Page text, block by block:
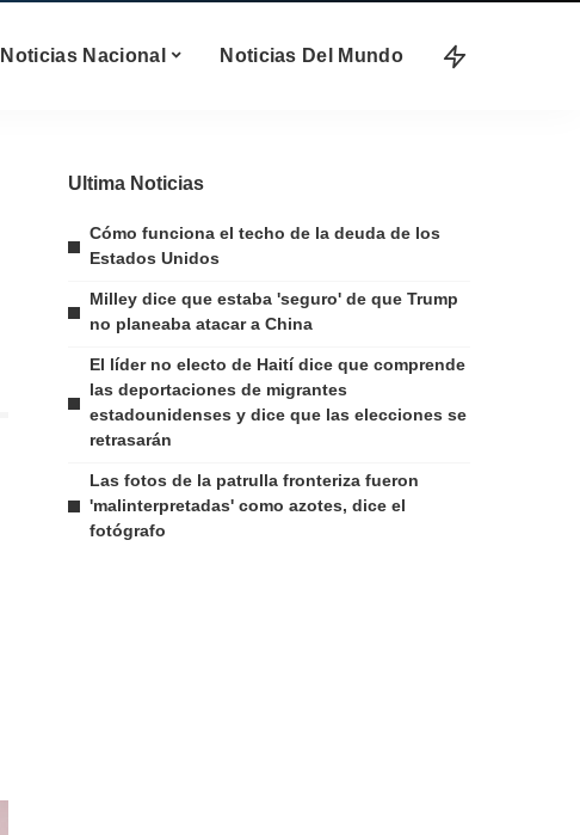
Noticias Nacional Noticias Del Mundo
Ultima Noticias
Cómo funciona el techo de la deuda de los
Estados Unidos
Milley dice que estaba 'seguro' de que Trump
no planeaba atacar a China
El líder no electo de Haití dice que comprende
las deportaciones de migrantes
estadounidenses y dice que las elecciones se
retrasarán
Las fotos de la patrulla fronteriza fueron
'malinterpretadas' como azotes, dice el
fotógrafo